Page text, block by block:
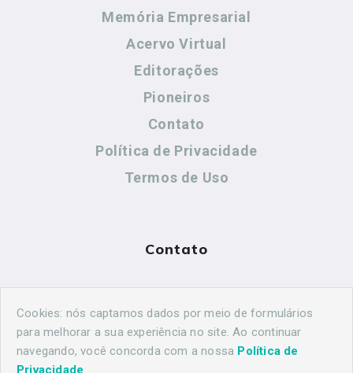
Memória Empresarial
Acervo Virtual
Editorações
Pioneiros
Contato
Política de Privacidade
Termos de Uso
Contato
maringahistorica@gmail.com
Cookies: nós captamos dados por meio de formulários
para melhorar a sua experiência no site. Ao continuar
navegando, você concorda com a nossa Política de
Privacidade